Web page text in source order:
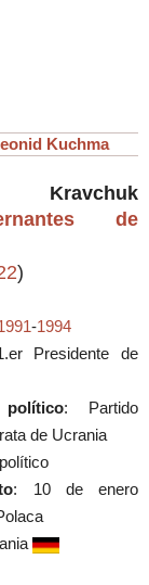
Kuchma
Kravchuk
de
)
-1994
Presidente de
: Partido
de Ucrania
: 10 de enero